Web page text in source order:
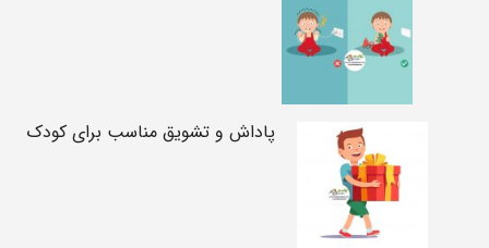
پاداش و تشویق مناسب برای کودک